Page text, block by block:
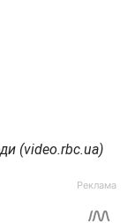
(video.rbc.ua)